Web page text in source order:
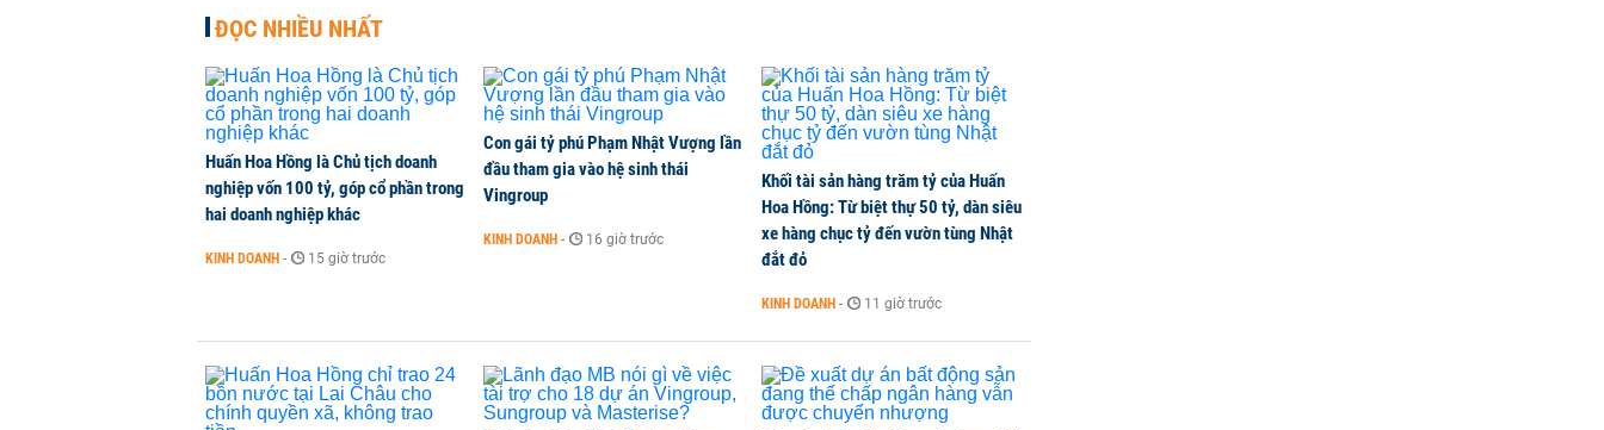
THỜI SỰ - 1 phút trước
Gửi tiền tiết kiệm tại ngân hàng quốc doanh nào cho lãi suất cao nhất?
TÀI CHÍNH - 1 phút trước
Khánh Hòa đề xuất làm khu đô thị hỗn hợp hơn 49.000 tỷ đồng
NHÀ ĐẤT
Thực hư vụ xe điện Geely bị từ chối tại trạm sạc Ford Giải Phóng
ĐỌC NHIỀU NHẤT
Huấn Hoa Hồng là Chủ tịch doanh
nghiệp vốn 100 tỷ, góp cổ phần trong
hai doanh nghiệp khác
KINH DOANH - 15 giờ trước
Con gái tỷ phú Phạm Nhật Vượng lần
đầu tham gia vào hệ sinh thái
Vingroup
KINH DOANH - 16 giờ trước
Khối tài sản hàng trăm tỷ của Huấn
Hoa Hồng: Từ biệt thự 50 tỷ, dàn siêu
xe hàng chục tỷ đến vườn tùng Nhật
đắt đỏ
KINH DOANH - 11 giờ trước